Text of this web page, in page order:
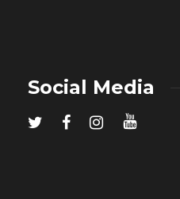
Social Media